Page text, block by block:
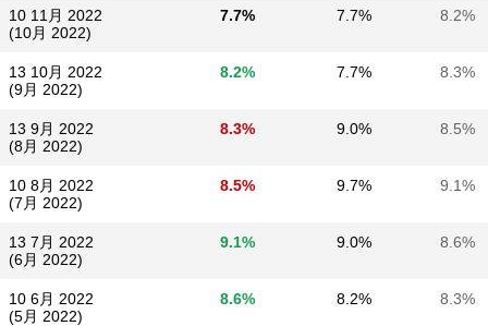
10 11月 2022
(10月 2022)
7.7% 7.7% 8.2%
13 10月 2022
(9月 2022)
8.2% 7.7% 8.3%
13 9月 2022
(8月 2022)
8.3% 9.0% 8.5%
10 8月 2022
(7月 2022)
8.5% 9.7% 9.1%
13 7月 2022
(6月 2022)
9.1% 9.0% 8.6%
10 6月 2022
(5月 2022)
8.6% 8.2% 8.3%